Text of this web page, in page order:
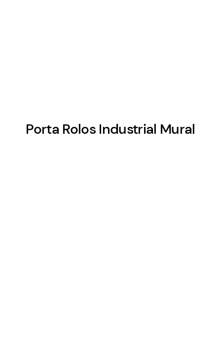
Porta Rolos Industrial Mural